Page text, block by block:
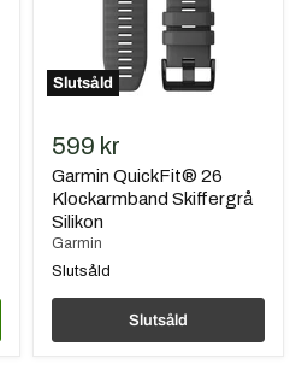
Slutsåld
599 kr
Garmin QuickFit® 26
Klockarmband Skiffergrå
Silikon
Garmin
Slutsåld
Slutsåld